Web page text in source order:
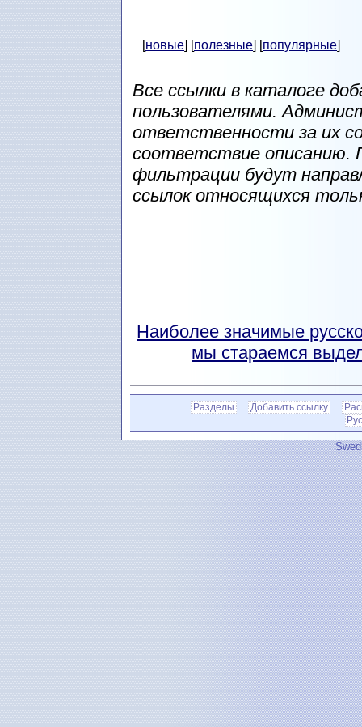
[новые] [полезные] [популярные]
Все ссылки в каталоге
пользователями.
ответственности за их
соответствие описанию.
фильтрации будут
ссылок относящихся
Наиболее значимые
мы стараемся
Разделы Добавить ссылку